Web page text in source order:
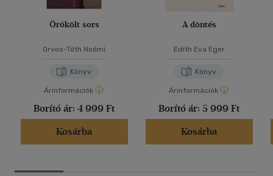
Örökölt sors
Orvos-Tóth Noémi
Könyv
Árinformációk
Borító ár: 4 999 Ft
Kosárba
A döntés
Edith Eva Eger
Könyv
Árinformációk
Borító ár: 5 999 Ft
Kosárba